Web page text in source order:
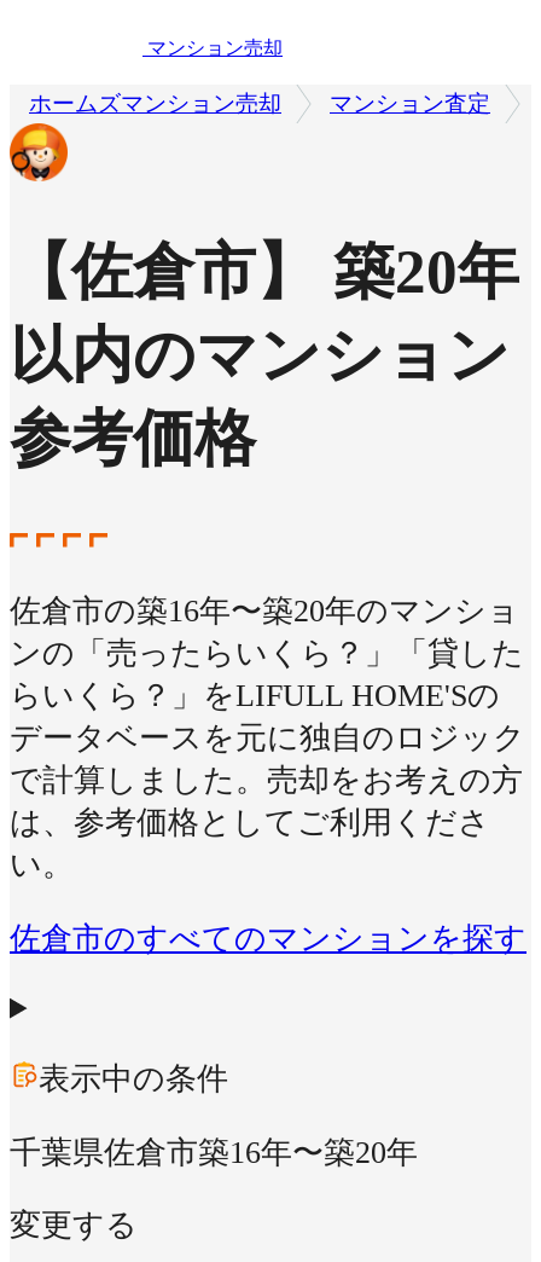
マンション売却
ホームズマンション売却 マンション査定
【佐倉市】 築20年
以内のマンション
参考価格
佐倉市の築16年〜築20年のマンショ
ンの「売ったらいくら？」「貸した
らいくら？」をLIFULL HOME'Sの
データベースを元に独自のロジック
で計算しました。売却をお考えの方
は、参考価格としてご利用くださ
い。
佐倉市のすべてのマンションを探す
表示中の条件
千葉県佐倉市築16年〜築20年
変更する